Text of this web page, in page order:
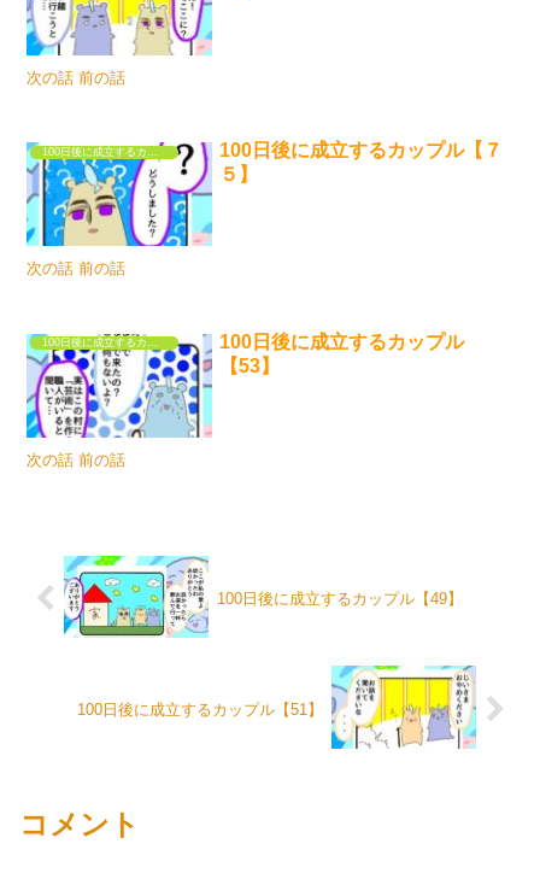
次の話 前の話
100日後に成立するカップル【７
５】
次の話 前の話
100日後に成立するカップル
100日後に成立するカップル
【53】
次の話 前の話
100日後に成立するカップル【49】
100日後に成立するカップル【51】
コメント